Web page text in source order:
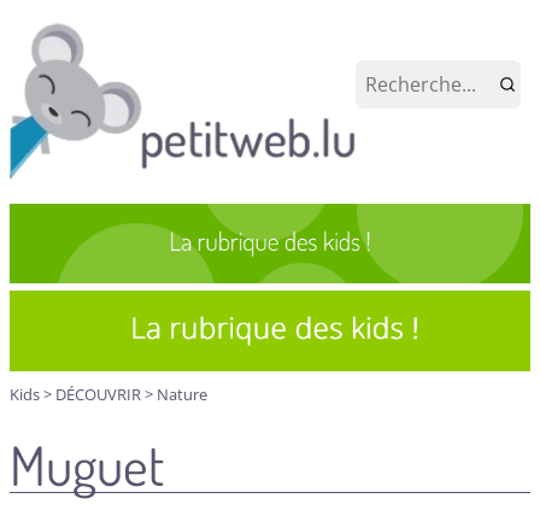
Kids> DÉCOUVRIR> Nature
Muguet